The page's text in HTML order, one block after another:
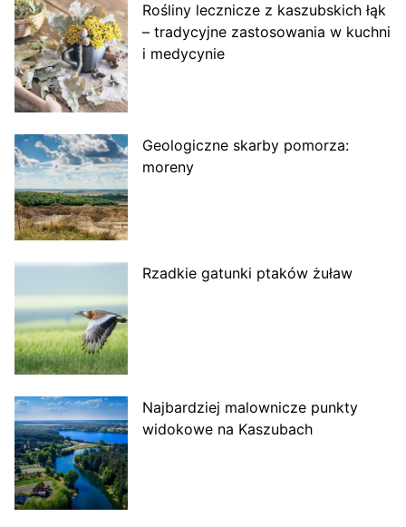
Rośliny lecznicze z kaszubskich łąk
– tradycyjne zastosowania w kuchni
i medycynie
Geologiczne skarby pomorza:
moreny
Rzadkie gatunki ptaków żuław
Najbardziej malownicze punkty
widokowe na Kaszubach